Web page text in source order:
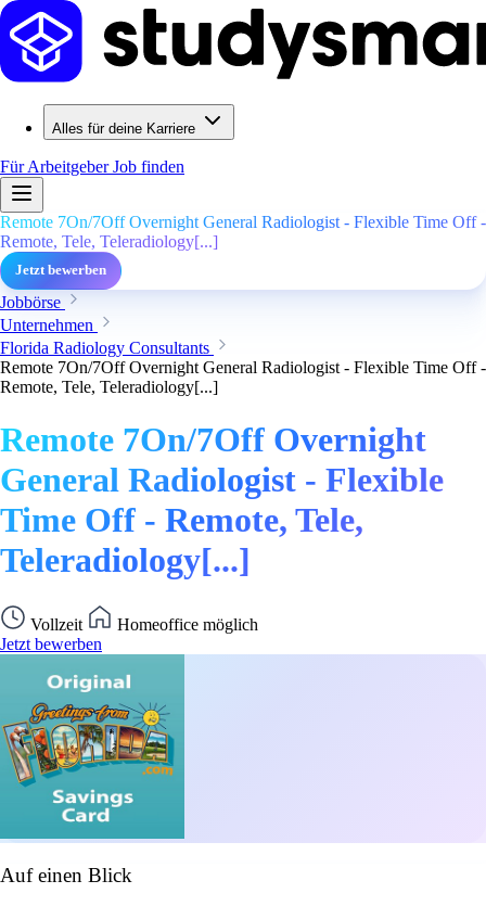
Alles für deine Karriere
Für ArbeitgeberJob finden
Remote 7On/7Off Overnight General Radiologist - Flexible Time Off -
Remote, Tele, Teleradiology[...]
Jetzt bewerben
Jobbörse
Unternehmen
Florida Radiology Consultants
Remote 7On/7Off Overnight General Radiologist - Flexible Time Off -
Remote, Tele, Teleradiology[...]
Remote 7On/7Off Overnight
General Radiologist - Flexible
Time Off - Remote, Tele,
Teleradiology[...]
Vollzeit
Homeoffice möglich
Jetzt bewerben
Auf einen Blick